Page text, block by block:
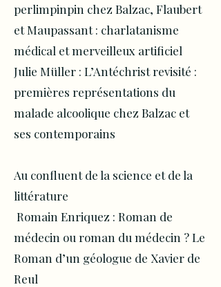
perlimpinpin chez Balzac, Flaubert
et Maupassant : charlatanisme
médical et merveilleux artificiel
Julie Müller : L’Antéchrist revisité :
premières représentations du
malade alcoolique chez Balzac et
ses contemporains
Au confluent de la science et de la
littérature
Romain Enriquez : Roman de
médecin ou roman du médecin ? Le
Roman d’un géologue de Xavier de
Reul